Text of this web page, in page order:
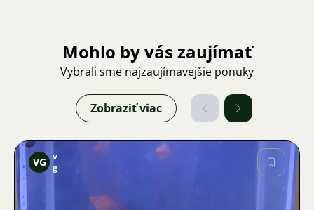
Mohlo by vás zaujímať
Vybrali sme najzaujímavejšie ponuky
Zobraziť viac
VG v
g